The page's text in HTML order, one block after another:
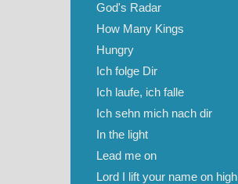
God's Radar
How Many Kings
Hungry
Ich folge Dir
Ich laufe, ich falle
Ich sehn mich nach dir
In the light
Lead me on
Lord I lift your name on high